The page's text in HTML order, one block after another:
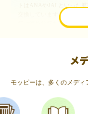
交換しています。このよ
行や海外旅行を実現して
いつもの
（20代・女性）
友達に勧められてモッピ
い物をすることが多いの
メ
モッピーは、多くのメディ